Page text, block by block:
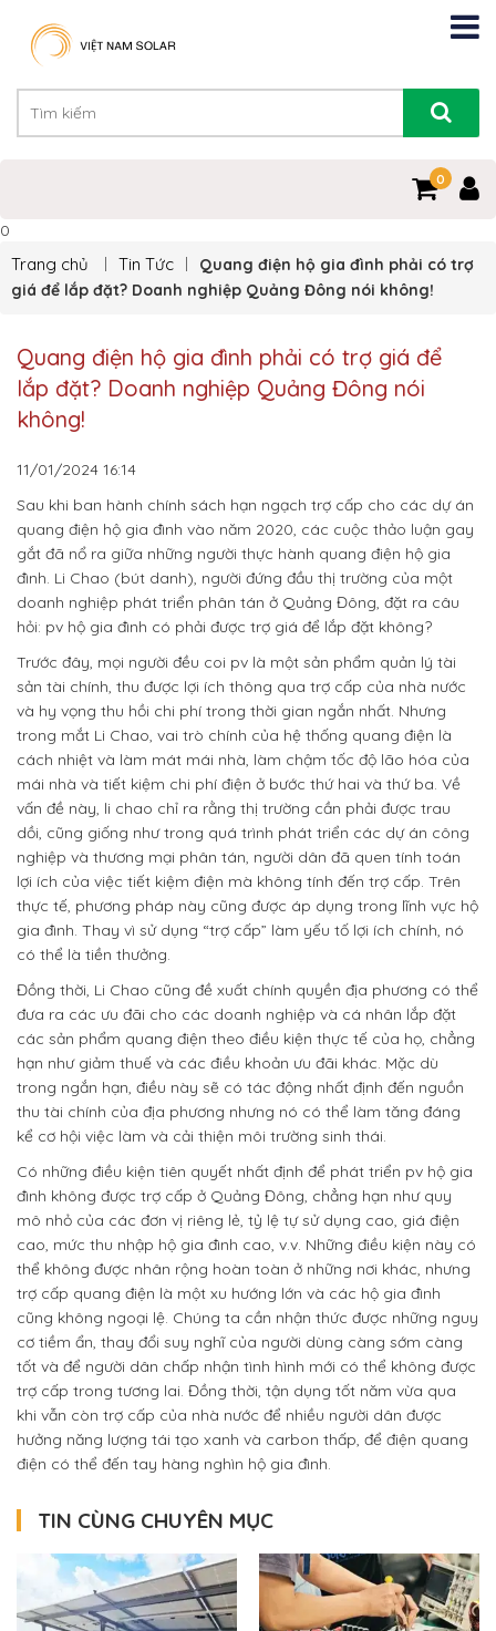
0
0
Trang chủ Tin Tức
Quang điện hộ gia đình phải có trợ
giá để lắp đặt? Doanh nghiệp Quảng Đông nói không!
Quang điện hộ gia đình phải có trợ giá để
lắp đặt? Doanh nghiệp Quảng Đông nói
không!
11/01/2024 16:14
Sau khi ban hành chính sách hạn ngạch trợ cấp cho các dự án
quang điện hộ gia đình vào năm 2020, các cuộc thảo luận gay
gắt đã nổ ra giữa những người thực hành quang điện hộ gia
đình. Li Chao (bút danh), người đứng đầu thị trường của một
doanh nghiệp phát triển phân tán ở Quảng Đông, đặt ra câu
hỏi: pv hộ gia đình có phải được trợ giá để lắp đặt không?
Trước đây, mọi người đều coi pv là một sản phẩm quản lý tài
sản tài chính, thu được lợi ích thông qua trợ cấp của nhà nước
và hy vọng thu hồi chi phí trong thời gian ngắn nhất. Nhưng
trong mắt Li Chao, vai trò chính của hệ thống quang điện là
cách nhiệt và làm mát mái nhà, làm chậm tốc độ lão hóa của
mái nhà và tiết kiệm chi phí điện ở bước thứ hai và thứ ba. Về
vấn đề này, li chao chỉ ra rằng thị trường cần phải được trau
dồi, cũng giống như trong quá trình phát triển các dự án công
nghiệp và thương mại phân tán, người dân đã quen tính toán
lợi ích của việc tiết kiệm điện mà không tính đến trợ cấp. Trên
thực tế, phương pháp này cũng được áp dụng trong lĩnh vực hộ
gia đình. Thay vì sử dụng “trợ cấp” làm yếu tố lợi ích chính, nó
có thể là tiền thưởng.
Đồng thời, Li Chao cũng đề xuất chính quyền địa phương có thể
đưa ra các ưu đãi cho các doanh nghiệp và cá nhân lắp đặt
các sản phẩm quang điện theo điều kiện thực tế của họ, chẳng
hạn như giảm thuế và các điều khoản ưu đãi khác. Mặc dù
trong ngắn hạn, điều này sẽ có tác động nhất định đến nguồn
thu tài chính của địa phương nhưng nó có thể làm tăng đáng
kể cơ hội việc làm và cải thiện môi trường sinh thái.
Có những điều kiện tiên quyết nhất định để phát triển pv hộ gia
đình không được trợ cấp ở Quảng Đông, chẳng hạn như quy
mô nhỏ của các đơn vị riêng lẻ, tỷ lệ tự sử dụng cao, giá điện
cao, mức thu nhập hộ gia đình cao, v.v. Những điều kiện này có
thể không được nhân rộng hoàn toàn ở những nơi khác, nhưng
trợ cấp quang điện là một xu hướng lớn và các hộ gia đình
cũng không ngoại lệ. Chúng ta cần nhận thức được những nguy
cơ tiềm ẩn, thay đổi suy nghĩ của người dùng càng sớm càng
tốt và để người dân chấp nhận tình hình mới có thể không được
trợ cấp trong tương lai. Đồng thời, tận dụng tốt năm vừa qua
khi vẫn còn trợ cấp của nhà nước để nhiều người dân được
hưởng năng lượng tái tạo xanh và carbon thấp, để điện quang
điện có thể đến tay hàng nghìn hộ gia đình.
TIN CÙNG CHUYÊN MỤC